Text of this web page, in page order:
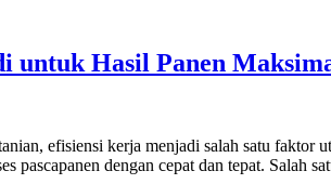
untuk Hasil Panen
efisiensi kerja menjadi salah satu faktor
pascapanen dengan cepat dan tepat.